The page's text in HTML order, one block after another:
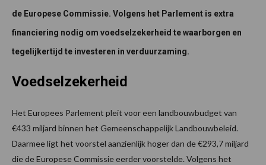
de Europese Commissie. Volgens het Parlement is extra
financiering nodig om voedselzekerheid te waarborgen en
tegelijkertijd te investeren in verduurzaming.
Voedselzekerheid
Het Europees Parlement pleit voor een landbouwbudget van
€433 miljard binnen het Gemeenschappelijk Landbouwbeleid.
Daarmee ligt het voorstel aanzienlijk hoger dan de €293,7 miljard
die de Europese Commissie eerder voorstelde. Volgens het